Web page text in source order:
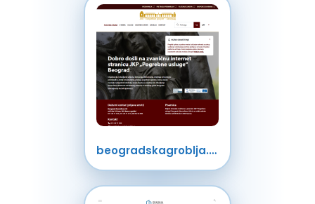
beogradskagroblja.rs